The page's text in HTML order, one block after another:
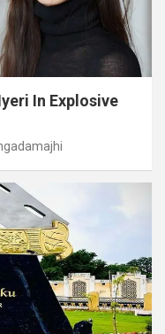
In Explosive